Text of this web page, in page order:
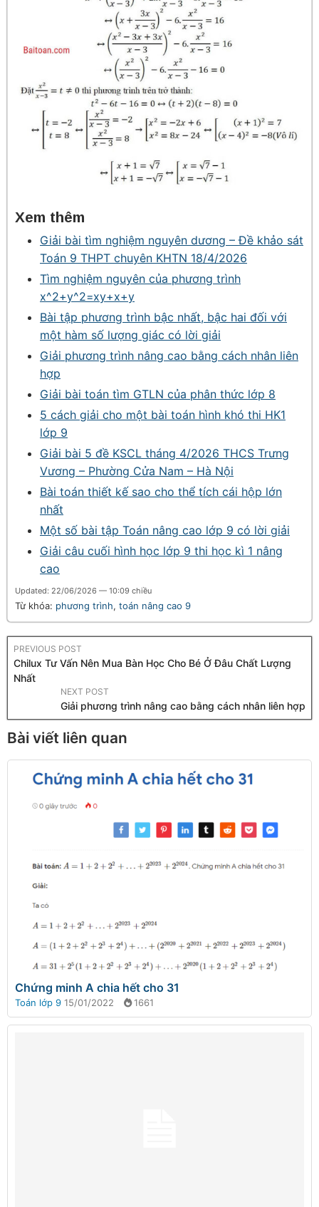
Xem thêm
Giải bài tìm nghiệm nguyên dương – Đề khảo sát
Toán 9 THPT chuyên KHTN 18/4/2026
Tìm nghiệm nguyên của phương trình
x^2+y^2=xy+x+y
Bài tập phương trình bậc nhất, bậc hai đối với
một hàm số lượng giác có lời giải
Giải phương trình nâng cao bằng cách nhân liên
hợp
Giải bài toán tìm GTLN của phân thức lớp 8
5 cách giải cho một bài toán hình khó thi HK1
lớp 9
Giải bài 5 đề KSCL tháng 4/2026 THCS Trưng
Vương – Phường Cửa Nam – Hà Nội
Bài toán thiết kế sao cho thể tích cái hộp lớn
nhất
Một số bài tập Toán nâng cao lớp 9 có lời giải
Giải câu cuối hình học lớp 9 thi học kì 1 nâng
cao
Updated: 22/06/2026 — 10:09 chiều
Từ khóa: phương trình, toán nâng cao 9
PREVIOUS POST
Chilux Tư Vấn Nên Mua Bàn Học Cho Bé Ở Đâu Chất Lượng
Nhất
NEXT POST
Giải phương trình nâng cao bằng cách nhân liên hợp
Bài viết liên quan
Chứng minh A chia hết cho 31
Toán lớp 9 15/01/2022 1661